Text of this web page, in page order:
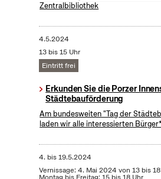
Zentralbibliothek
4.5.2024
13 bis 15 Uhr
Eintritt frei
Erkunden Sie die Porzer
Städtebauförderung
Am bundesweiten "Tag der
laden wir alle interessierten
4. bis19.5.2024
Vernissage: 4. Mai 2024 von 13 bis